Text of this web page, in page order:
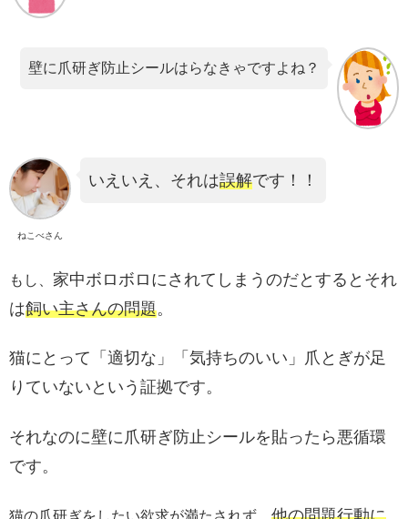
壁に爪研ぎ防止シールはらなきゃですよね？
ねこべさん
いえいえ、 それは誤解です！！
もし、 家中ボロボロにされてしまうのだとするとそれ
は飼い主さんの問題。
猫にとって「適切な」「気持ちのいい」爪とぎが足
りていないという証拠です。
それなのに壁に爪研ぎ防止シールを貼ったら悪循環
です。
猫の爪研ぎをしたい欲求が満たされず、